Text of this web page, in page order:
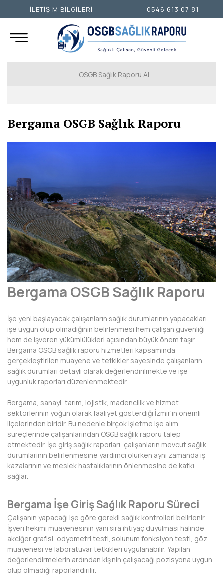
OSGB Sağlık Raporu Al
İSTANBUL ANADOLU YAKASI
ANKARA
ADANA
ADIYAMAN
AFYONKARAHİSAR
AĞRI
AKSARAY
AMASYA
ARDAHAN
ARTVİN
AYDIN
BARTIN
BATMAN
BAYBURT
BİLECİK
BİNGÖL
BİTLİS
BOLU
BURDUR
Bergama OSGB Sağlık Raporu
Bergama OSGB Sağlık Raporu
İşe yeni başlayacak çalışanların sağlık durumlarının yapacakları
işe uygun olup olmadığının belirlenmesi hem çalışan güvenliği
hem de işveren yükümlülükleri açısından büyük önem taşır.
Bergama OSGB sağlık raporu hizmetleri kapsamında
gerçekleştirilen muayene ve tetkikler sayesinde çalışanların
sağlık durumları detaylı olarak değerlendirilmekte ve işe
uygunluk raporları düzenlenmektedir.
Bergama, sanayi, tarım, lojistik, madencilik ve hizmet
sektörlerinin yoğun olarak faaliyet gösterdiği İzmir'in önemli
ilçelerinden biridir. Bu nedenle birçok işletme işe alım
süreçlerinde çalışanlarından OSGB sağlık raporu talep
etmektedir. İşe giriş sağlık raporları, çalışanların mevcut sağlık
durumlarının belirlenmesine yardımcı olurken aynı zamanda iş
kazalarının ve meslek hastalıklarının önlenmesine de katkı
sağlar.
Bergama İşe Giriş Sağlık Raporu Süreci
Çalışanın yapacağı işe göre gerekli sağlık kontrolleri belirlenir.
İşyeri hekimi muayenesinin yanı sıra ihtiyaç duyulması halinde
akciğer grafisi, odyometri testi, solunum fonksiyon testi, göz
muayenesi ve laboratuvar tetkikleri uygulanabilir. Yapılan
değerlendirmelerin ardından kişinin çalışacağı pozisyona uygun
olup olmadığı raporlandırılır.
İLETİŞİM BİLGİLERİ 0546 613 07 81